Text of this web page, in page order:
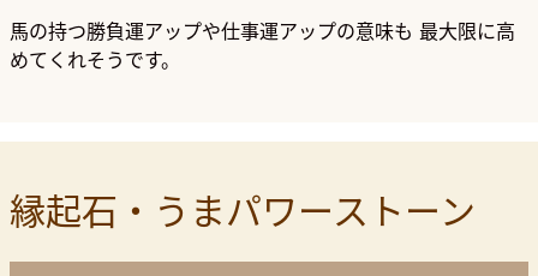
馬の持つ勝負運アップや仕事運アップの意味も 最大限に高
めてくれそうです。
縁起石・うまパワーストーン